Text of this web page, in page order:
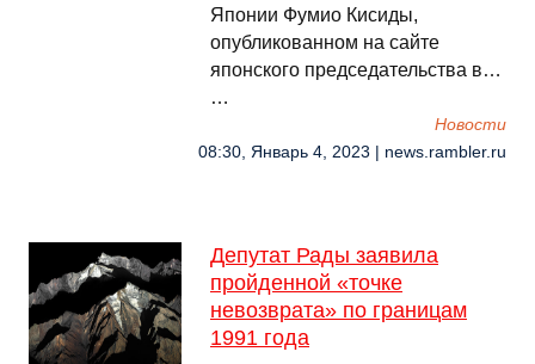
Японии Фумио Кисиды,
опубликованном на сайте
японского председательства в…
…
Новости
08:30, Январь 4, 2023 | news.rambler.ru
Депутат Рады заявила
пройденной «точке
невозврата» по границам
1991 года